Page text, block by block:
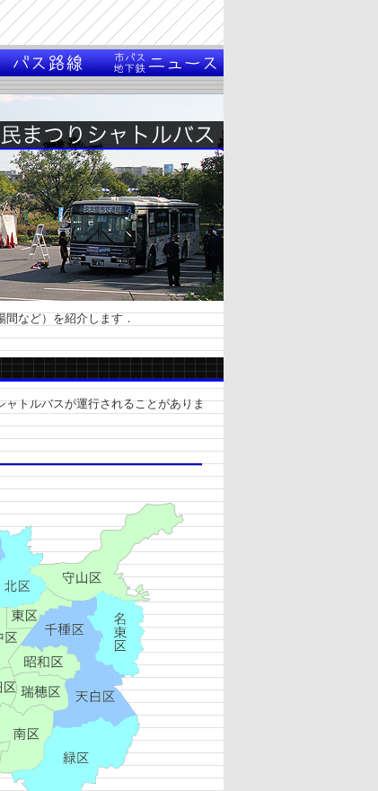
など）を紹介します．
トルバスが運行されることがありま